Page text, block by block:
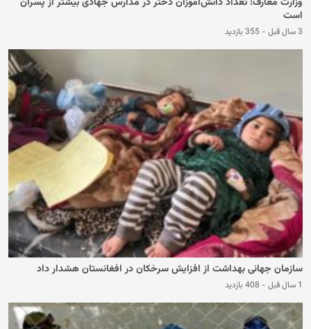
است
3 سال قبل - 355 بازدید
سازمان جهانی بهداشت از افزایش سرخکان در افغانستان هشدار داد
1 سال قبل - 408 بازدید